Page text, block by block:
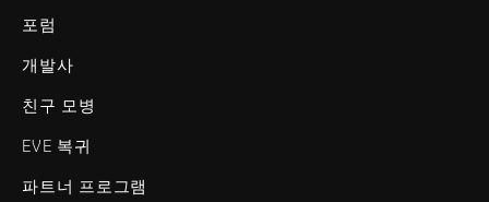
포럼
개발사
친구 모병
EVE 복귀
파트너 프로그램